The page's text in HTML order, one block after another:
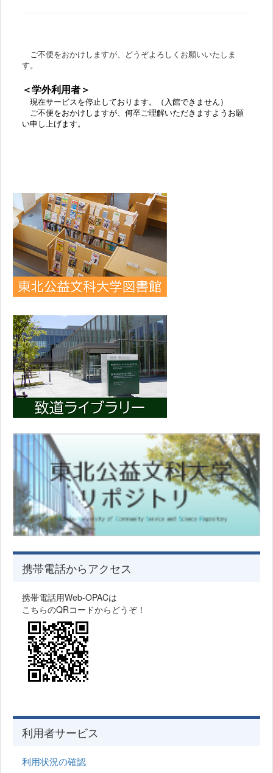
ご不便をおかけしますが、どうぞよろしくお願いいたしま
す。
＜学外利用者＞
現在サービスを停止しております。（入館できません）
ご不便をおかけしますが、何卒ご理解いただきますようお願
い申し上げます。
携帯電話からアクセス
携帯電話用Web-OPACは
こちらのQRコードからどうぞ！
利用者サービス
利用状況の確認